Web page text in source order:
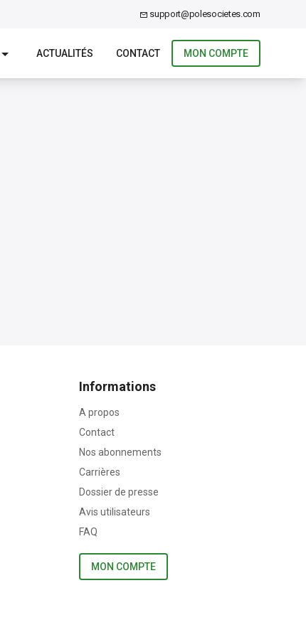
support@polesocietes.com
ACTUALITÉS CONTACT MON COMPTE
Informations
A propos
Contact
Nos abonnements
Carrières
Dossier de presse
Avis utilisateurs
FAQ
MON COMPTE